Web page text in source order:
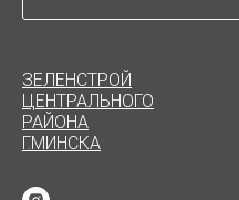
ЗЕЛЕНСТРОЙ
ЦЕНТРАЛЬНОГО
РАЙОНА
Г.МИНСКА